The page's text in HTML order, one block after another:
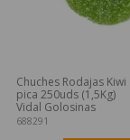
Chuches Rodajas Kiwi
pica 250uds (1,5Kg)
Vidal Golosinas
688291